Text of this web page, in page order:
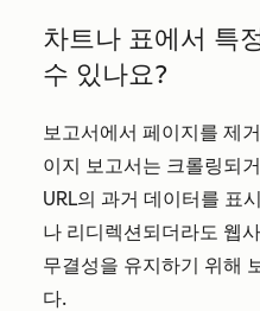
차트나 표에서 특
수 있나요?
보고서에서 페이지를 제
이지 보고서는 크롤링되
URL의 과거 데이터를 표
나 리디렉션되더라도 웹
무결성을 유지하기 위해
다.